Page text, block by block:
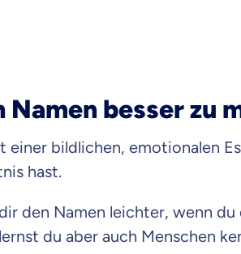
besser zu
bildlichen, emotionalen
hast.
den Namen leichter, wenn du
du aber auch Menschen